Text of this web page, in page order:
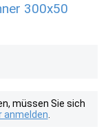
300x50
müssen Sie sich
anmelden